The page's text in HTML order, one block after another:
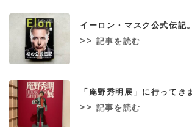
イーロン・マスク公式伝記
>> 記事を読む
「庵野秀明展」に行ってき
>> 記事を読む